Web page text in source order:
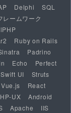
Delphi
SQL
レームワーク
Ruby on Rails
Padrino
Echo
Perfect
Swift UI
Struts
Vue.js
React
HP-UX
Android
Apache
IIS